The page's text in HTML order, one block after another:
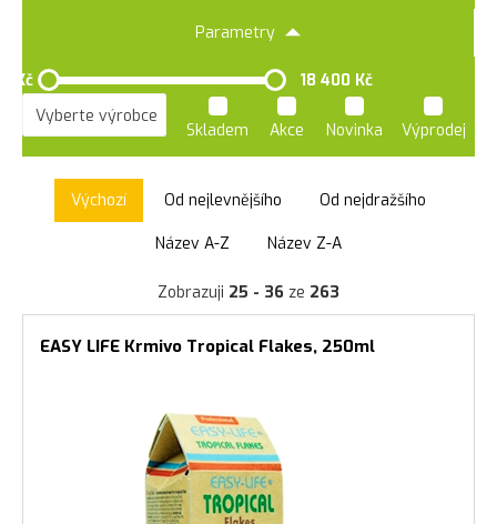
Parametry
0 Kč 18 400 Kč
Skladem Akce Novinka Výprodej
Výchozí Od nejlevnějšího Od nejdražšího
Název A-Z Název Z-A
Zobrazuji 25 - 36 ze 263
EASY LIFE Krmivo Tropical Flakes, 250ml